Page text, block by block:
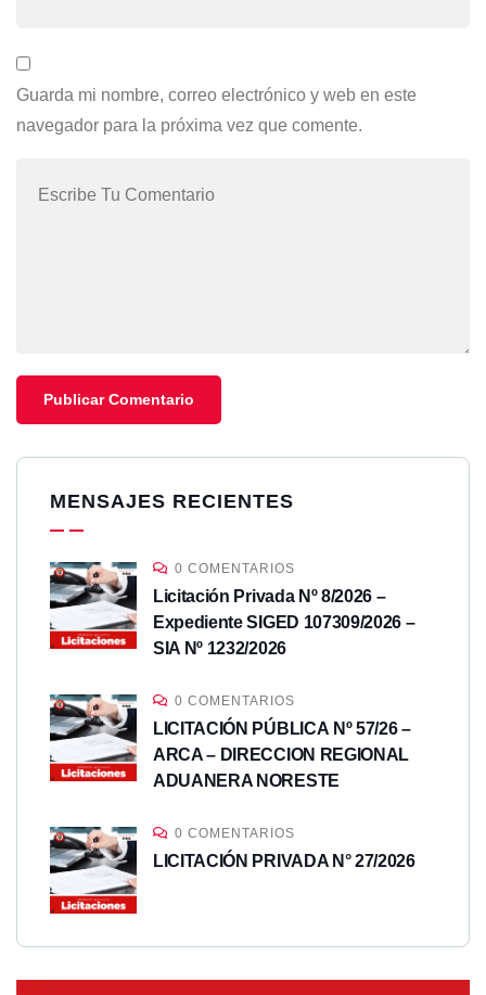
Guarda mi nombre, correo electrónico y web en este
navegador para la próxima vez que comente.
MENSAJES RECIENTES
0 COMENTARIOS
Licitación Privada Nº 8/2026 –
Expediente SIGED 107309/2026 –
SIA Nº 1232/2026
0 COMENTARIOS
LICITACIÓN PÚBLICA Nº 57/26 –
ARCA – DIRECCION REGIONAL
ADUANERA NORESTE
0 COMENTARIOS
LICITACIÓN PRIVADA N° 27/2026